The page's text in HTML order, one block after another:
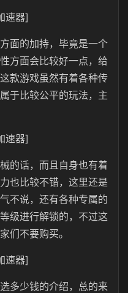
速器]
面的加持，毕竟是一个
方面会比较好一点，给
款游戏虽然有着各种传
于比较公平的玩法，主
速器]
的话，而且自身也有着
也比较不错，这里还是
不说，还有各种专属的
级进行解锁的，不过这
们不要购买。
速器]
多少钱的介绍，总的来